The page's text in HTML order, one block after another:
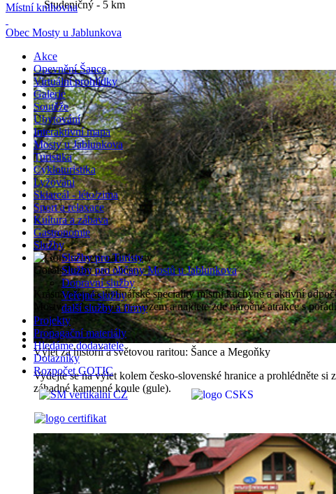
Studeničný - 5 km
Výlet za historií a světovou raritou: Šance a Megoňky
Vydejte se na výlet kolem česko-slovenské hranice a prohlédněte
záhadné kamenné koule (gule).
Gorolszusem nad Mosty
Krásná příroda, kulinářské speciality místní kuchyně a aktivní
Mosty s celoročním provozem a najdete zde náročné atrakce s
Místní knihovna
Obec Mosty u Jablunkova
Akce
Opevnění Šance
Virtuální prohlídky
Galerie
Soutěže
Ubytování
Interaktivní mapa
Mosty u Jablunkova
Turistika
Cykloturistika
Lyžování
Skiareál - léto/zima
Sport a relaxace
Kultura a zábava
Gastronomie
Služby
Služby pro Turisty
Služby pro občany Mostů u Jablunkova
Dopravní služby
Veřejné služby
další služby a firmy
Projekty
Propagační materiály
Hledáme dodavatele
Dotazníky
Rozpočet GOTIC